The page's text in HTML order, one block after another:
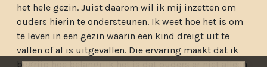
het hele gezin. Juist daarom wil ik mij inzetten om
ouders hierin te ondersteunen. Ik weet hoe het is om
te leven in een gezin waarin een kind dreigt uit te
vallen of al is uitgevallen. Die ervaring maakt dat ik
begrijp hoe belangrijk het is dat ouders er niet alleen